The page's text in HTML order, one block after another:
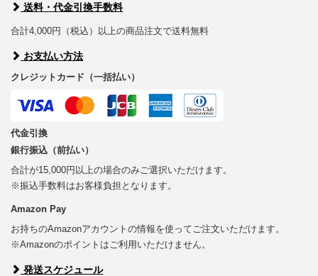
送料・代金引換手数料
合計4,000円（税込）以上の商品注文で送料無料
お支払い方法
クレジットカード（一括払い）
代金引換
銀行振込（前払い）
合計が15,000円以上の場合のみご選択いただけます。
※振込手数料はお客様負担となります。
Amazon Pay
お持ちのAmazonアカウントの情報を使ってご注文いただけます。
※Amazonのポイントはご利用いただけません。
発送スケジュール